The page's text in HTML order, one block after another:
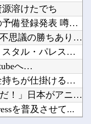
Powered by livedoor 相互RSS
溶けたでち
【競馬】 豪コックスプレートの予備登録発表 噂のあったカラン...
ノムさん（野村克也）「勝ちに不思議の勝ちあり。負けに不思議の...
【海外の反応】 冨安健洋がクリスタル・パレス加入へ「アーセナ...
へ…
【オカルト】 赤い人は人狼、金持ちが仕掛ける「気づかせ遊び」...
海外「ディズニーがゴミのようだ！」日本がアニメ化した米人気S...
を普及させて...